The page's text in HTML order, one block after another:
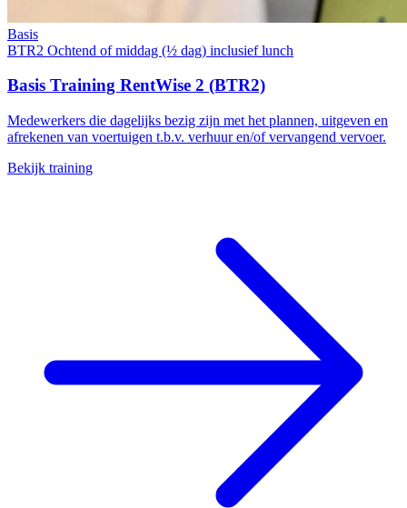
Basis
BTR2 Ochtend of middag (½ dag) inclusief lunch
Basis Training RentWise 2 (BTR2)
Medewerkers die dagelijks bezig zijn met het plannen, uitgeven en
afrekenen van voertuigen t.b.v. verhuur en/of vervangend vervoer.
Bekijk training